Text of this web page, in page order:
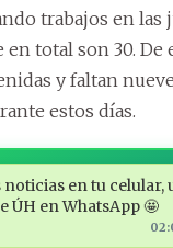
trabajos en las
total son 30. De
y faltan
estos días.
noticias en tu celular,
ÚH en WhatsApp 🤩